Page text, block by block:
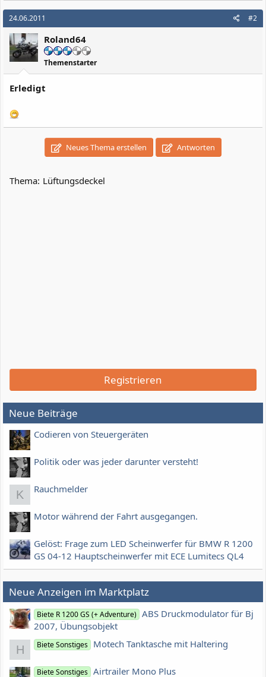
24.06.2011 #2
Roland64
Themenstarter
Erledigt
Neues Thema erstellen Antworten
Thema: Lüftungsdeckel
Registrieren
Neue Beiträge
Codieren von Steuergeräten
Politik oder was jeder darunter versteht!
K Rauchmelder
Motor während der Fahrt ausgegangen.
Gelöst: Frage zum LED Scheinwerfer für BMW R 1200
GS 04-12 Hauptscheinwerfer mit ECE Lumitecs QL4
Neue Anzeigen im Marktplatz
Biete R 1200 GS (+ Adventure) ABS Druckmodulator für Bj
2007, Übungsobjekt
H Biete Sonstiges Motech Tanktasche mit Haltering
Biete Sonstiges Airtrailer Mono Plus